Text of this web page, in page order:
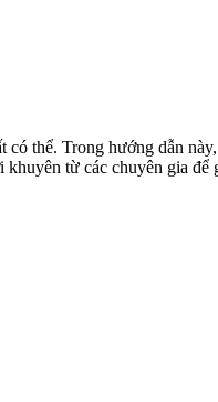
thể. Trong hướng dẫn
từ các chuyên gia